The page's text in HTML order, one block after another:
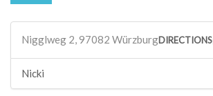
Nigglweg 2, 97082 WürzburgDIRECTIONS
Nicki